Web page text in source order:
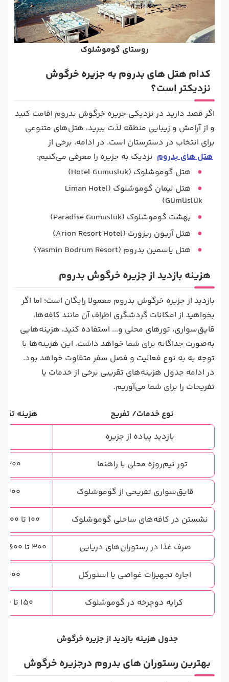
روستای گوموشلوک
کدام هتل های بدروم به جزیره خرگوش
نزدیکتر است؟
اگر قصد دارید در نزدیکی جزیره خرگوش بدروم اقامت کنید
و از آرامش و زیبایی منطقه لذت ببرید، هتل‌های متنوعی
برای انتخاب در دسترستان است. در ادامه، برخی از
هتل‌ های بدروم نزدیک به جزیره را معرفی می‌کنیم:
هتل گوموشلوک (Hotel Gumusluk)
هتل لیمان گوموشلوک (Liman Hotel
Gümüslük)
بهشت گوموشلوک (Paradise Gumusluk)
هتل آریون ریزورت (Arion Resort Hotel)
هتل یاسمین بدروم (Yasmin Bodrum Resort)
هزینه بازدید از جزیره خرگوش بدروم
بازدید از جزیره خرگوش بدروم معمولا رایگان است؛ اما اگر
بخواهید از امکانات گردشگری اطراف آن مانند کافه‌ها،
قایق‌سواری، تورهای محلی و... استفاده کنید، هزینه‌هایی
به‌صورت جداگانه برای شما خواهد داشت. این هزینه‌ها با
توجه به به نوع فعالیت و فصل سفر متفاوت‌ خواهد بود.
در ادامه جدول هزینه‌های تقریبی برخی از خدمات یا
تفریحات را برای شما می‌آوریم.
نوع خدمات/ تفریح
هزینه
بازدید پیاده از جزیره
تور نیم‌روزه محلی با راهنما 300 تا 500 لیر
قایق‌سواری تفریحی از گوموشلوک 400 تا 700 لیر
نشستن در کافه‌های ساحلی گوموشلوک 100 تا 300 لیر برای هر نفر
صرف غذا در رستوران‌های دریایی 300 تا 600 لیر برای هر نفر
اجاره تجهیزات غواصی یا اسنورکل 400 تا 700 لیر
کرایه دوچرخه در گوموشلوک 150 تا 300 لیر در روز
جدول هزینه بازدید از جزیره خرگوش
بهترین رستوران های بدروم درجزیره خرگوش